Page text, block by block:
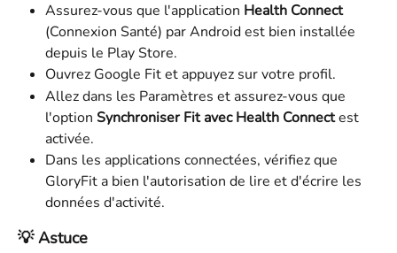
Assurez-vous que l'application Health Connect
(Connexion Santé) par Android est bien installée
depuis le Play Store.
Ouvrez Google Fit et appuyez sur votre profil.
Allez dans les Paramètres et assurez-vous que
l'option Synchroniser Fit avec Health Connect est
activée.
Dans les applications connectées, vérifiez que
GloryFit a bien l'autorisation de lire et d'écrire les
données d'activité.
💡 Astuce